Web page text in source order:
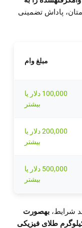
پاداش تضمینی
مبلغ وام
100,000 دلار یا
بیشتر
200,000 دلار یا
بیشتر
500,000 دلار یا
بیشتر
شرایط، بهصورت